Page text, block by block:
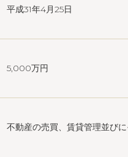
平成31年4月25日
5,000万円
不動産の売買、賃貸管理並び